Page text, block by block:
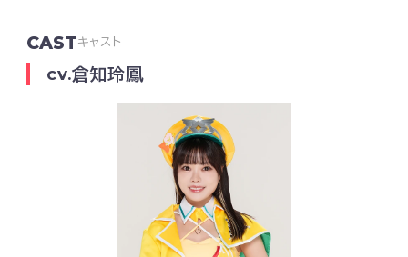
CASTキャスト
CV.倉知玲鳳